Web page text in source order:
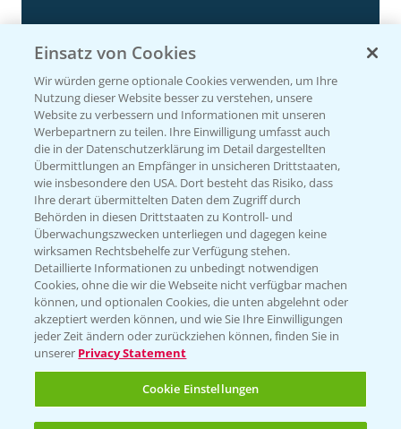
5:54
Rundgang - Silomais Demo Region
Augsburg
24.09.2024
Einsatz von Cookies
Wir würden gerne optionale Cookies verwenden, um Ihre
Nutzung dieser Website besser zu verstehen, unsere
Website zu verbessern und Informationen mit unseren
Werbepartnern zu teilen. Ihre Einwilligung umfasst auch
die in der Datenschutzerklärung im Detail dargestellten
Übermittlungen an Empfänger in unsicheren Drittstaaten,
wie insbesondere den USA. Dort besteht das Risiko, dass
Ihre derart übermittelten Daten dem Zugriff durch
Behörden in diesen Drittstaaten zu Kontroll- und
Überwachungszwecken unterliegen und dagegen keine
wirksamen Rechtsbehelfe zur Verfügung stehen.
Detaillierte Informationen zu unbedingt notwendigen
Cookies, ohne die wir die Webseite nicht verfügbar machen
können, und optionalen Cookies, die unten abgelehnt oder
akzeptiert werden können, und wie Sie Ihre Einwilligungen
jeder Zeit ändern oder zurückziehen können, finden Sie in
unserer Privacy Statement
Cookie Einstellungen